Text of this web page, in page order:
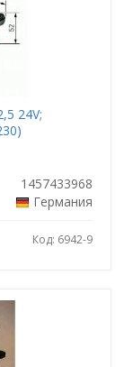
24V;
1457433968
Германия
Код: 6942-9